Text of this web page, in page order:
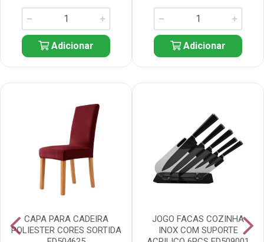
Adicionar Adicionar
CAPA PARA CADEIRA
POLIESTER CORES SORTIDA
JOGO FACAS COZINHA
INOX COM SUPORTE